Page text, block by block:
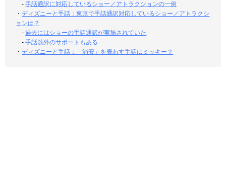
-手話通訳に対応しているショー／アトラクションの一例
・ディズニーと手話：東京で手話通訳対応しているショー／アトラクシ
ョンは？
-過去にはショーの手話通訳が実施されていた
-手話以外のサポートもある
・ディズニーと手話：「浦安」を表わす手話はミッキー？